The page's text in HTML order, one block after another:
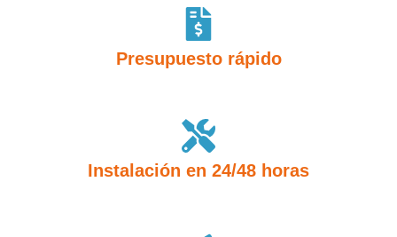
Presupuesto rápido
Instalación en 24/48 horas